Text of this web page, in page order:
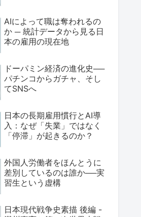
AIによって職は奪われるの
か ─ 統計データから見る日
本の雇用の現在地
ドーパミン経済の進化史──
パチンコからガチャ、そし
てSNSへ
日本の長期雇用慣行とAI導
入：なぜ「失業」ではなく
「停滞」が起きるのか？
外国人労働者をほんとうに
差別しているのは誰か──実
習生という虚構
日本現代戦争史素描 後編 -